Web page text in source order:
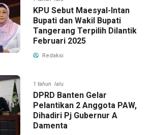
KPU Sebut Maesyal-Intan
Bupati dan Wakil Bupati
Tangerang Terpilih Dilantik
Februari 2025
Redaksi
1 tahun lalu
DPRD Banten Gelar
Pelantikan 2 Anggota PAW,
Dihadiri Pj Gubernur A
Damenta